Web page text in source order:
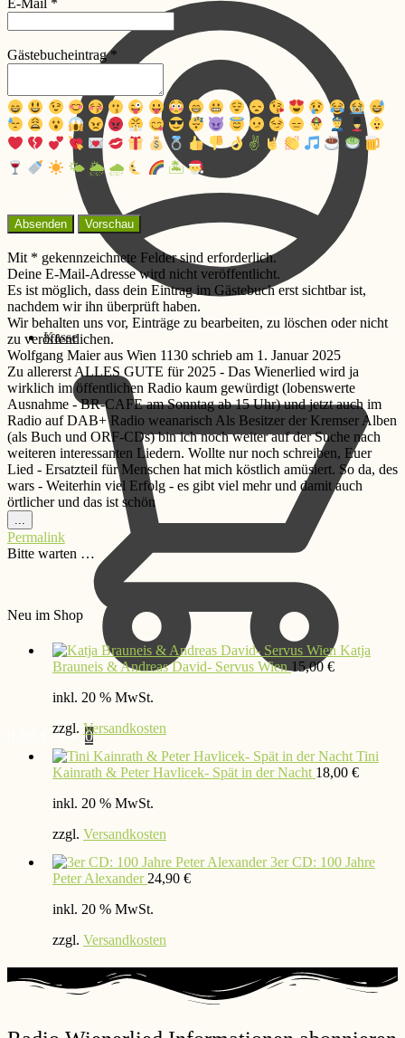
Kasse
0
E-Mail *
Gästebucheintrag*
✌️
🌤 🌦 🌧 🏝
Mit * gekennzeichnete Felder sind erforderlich.
Deine E-Mail-Adresse wird nicht veröffentlicht.
Es ist möglich, dass dein Eintrag im Gästebuch erst sichtbar ist,
nachdem wir ihn überprüft haben.
Wir behalten uns vor, Einträge zu bearbeiten, zu löschen oder nicht
zu veröffentlichen.
Wolfgang Maieraus Wien 1130 schrieb am 1. Januar 2025
Zu allererst ALLES GUTE für 2025 - Das Wienerlied wird ja
wirklich im öffentlichen Radio kaum gewürdigt (lobenswerte
Ausnahme - BR-CAFE am Sonntag ab 15 Uhr) und jetzt auch im
Radio auf DAB+ Radio weanarisch Als Besitzer der Kremser Alben
(als Buch und ORF-CDs) bin ich noch weiter auf der Suche nach
weiteren interessanten Liedern. Wollte nur noch schreiben, Euer
Lied - Ersatzteil für Menschen hat mich köstlich amüsiert. So da, des
wars - Weiterhin viel Erfolg - es gibt viel mehr und damit auch
örtlicher und das ist schön
...
Metabox
ein-/ausblenden.
Permalink
Bitte warten …
Neu im Shop
Katja
Brauneis & Andreas David- Servus Wien 15,00 €
inkl. 20 % MwSt.
zzgl. Versandkosten
Tini
Kainrath & Peter Havlicek- Spät in der Nacht 18,00 €
inkl. 20 % MwSt.
zzgl. Versandkosten
3er CD: 100 Jahre
Peter Alexander 24,90 €
inkl. 20 % MwSt.
zzgl. Versandkosten